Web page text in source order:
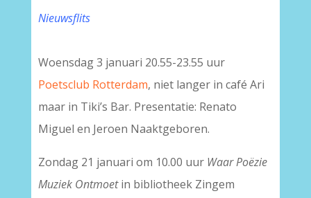
Nieuwsflits
Woensdag 3 januari 20.55-23.55 uur
Poetsclub Rotterdam, niet langer in café Ari
maar in Tiki’s Bar. Presentatie: Renato
Miguel en Jeroen Naaktgeboren.
Zondag 21 januari om 10.00 uur Waar Poëzie
Muziek Ontmoetin bibliotheek Zingem